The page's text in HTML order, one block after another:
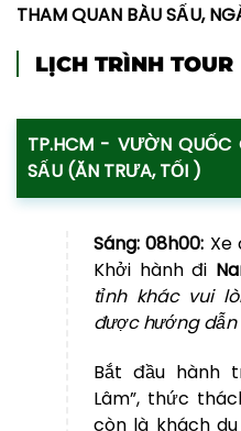
THAM QUAN BÀU SẤU,
LỊCH TRÌNH TOUR
TP.HCM - VƯỜN
SẤU (ĂN TRƯA, TỐI )
Sáng: 08h00: Xe
Khởi hành đi
tỉnh khác vui
được hướng dẫn
Bắt đầu hành
Lâm”, thức
còn là khách